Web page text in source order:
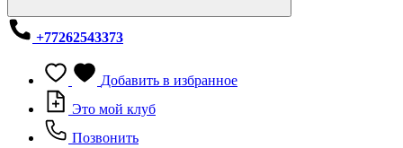
+77262543373
Добавить в избранное
Это мой клуб
Позвонить